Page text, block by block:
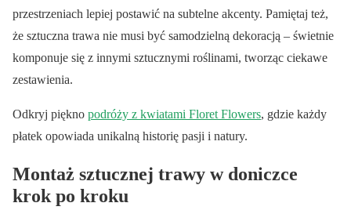
przestrzeniach lepiej postawić na subtelne akcenty. Pamiętaj też,
że sztuczna trawa nie musi być samodzielną dekoracją – świetnie
komponuje się z innymi sztucznymi roślinami, tworząc ciekawe
zestawienia.
Odkryj piękno podróży z kwiatami Floret Flowers, gdzie każdy
płatek opowiada unikalną historię pasji i natury.
Montaż sztucznej trawy w doniczce
krok po kroku